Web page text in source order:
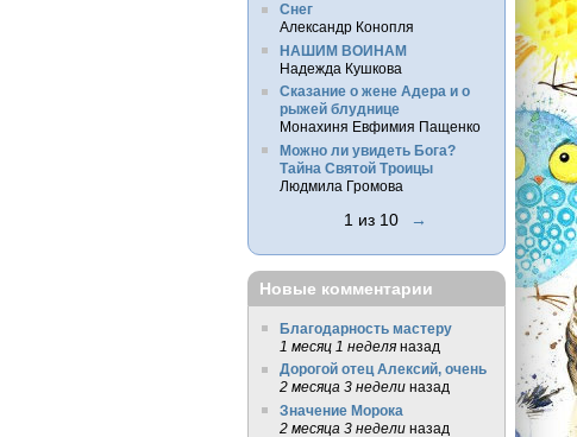
Снег
Александр Конопля
НАШИМ ВОИНАМ
Надежда Кушкова
Сказание о жене Адера и о
рыжей блуднице
Монахиня Евфимия Пащенко
Можно ли увидеть Бога?
Тайна Святой Троицы
Людмила Громова
1 из 10 →
Новые комментарии
Благодарность мастеру
1 месяц 1 неделяназад
Дорогой отец Алексий, очень
2 месяца 3 неделиназад
Значение Морока
2 месяца 3 неделиназад